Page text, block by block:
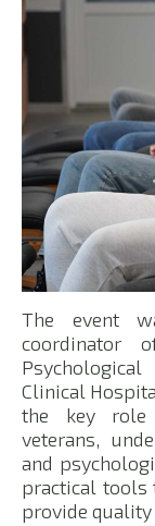
The event
coordinator
Clinical
the key role
veterans,
and
practical tools
provide